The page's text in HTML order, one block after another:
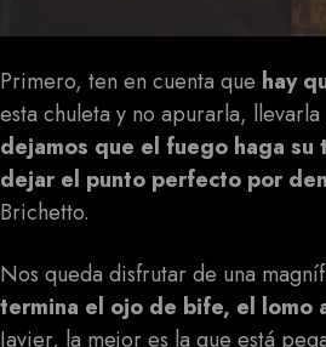
Primero, ten en cuenta que hay
esta chuleta y no apurarla, llevarla
dejamos que el fuego haga su
dejar el punto perfecto por
Brichetto.
Nos queda disfrutar de una
termina el ojo de bife, el lomo
Javier, la mejor es la que está